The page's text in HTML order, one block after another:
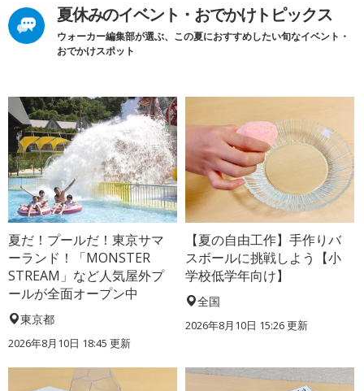
夏休みのイベント・おでかけトピックス
ウォーカー編集部が選ぶ、この夏におすすめしたい旬なイベント・
おでかけスポット
夏だ！プールだ！東京サマ
ーランド！「MONSTER
STREAM」など人気屋外プ
ールが全面オープン中
東京都
2026年8月10日 18:45 更新
【夏の自由工作】手作りバ
スボールに挑戦しよう【小
学校低学年向け】
全国
2026年8月10日 15:26更新